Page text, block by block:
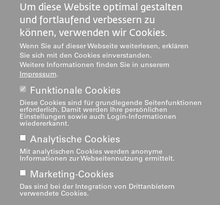
Footer
Links
Standorte
Jobs
Medien
Mediatheken
Footer
rechts
Studium
Weiterbildung
Forschung & Entwicklung
Dienstleistung
Institute
Über uns
Footer
navigation
Impressum
Um diese Website optimal gestalten
und fortlaufend verbessern zu
können, verwenden wir Cookies.
Wenn Sie auf dieser Webseite weiterlesen, erklären
Sie sich mit den Cookies einverstanden.
Weitere Informationen finden Sie in unserem
Impressum.
Funktionale Cookies
Diese Cookies sind für grundlegende Seitenfunktionen
erforderlich. Damit werden Ihre persönlichen
Einstellungen sowie auch Login-Informationen
wiedererkannt.
Analytische Cookies
Mit analytischen Cookies werden anonyme
Informationen zur Webseitennutzung ermittelt.
Marketing-Cookies
Das sind bei der Integration von Drittanbietern
verwendete Cookies.